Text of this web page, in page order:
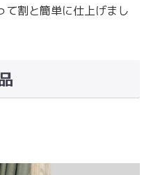
て割と簡単に仕上げまし